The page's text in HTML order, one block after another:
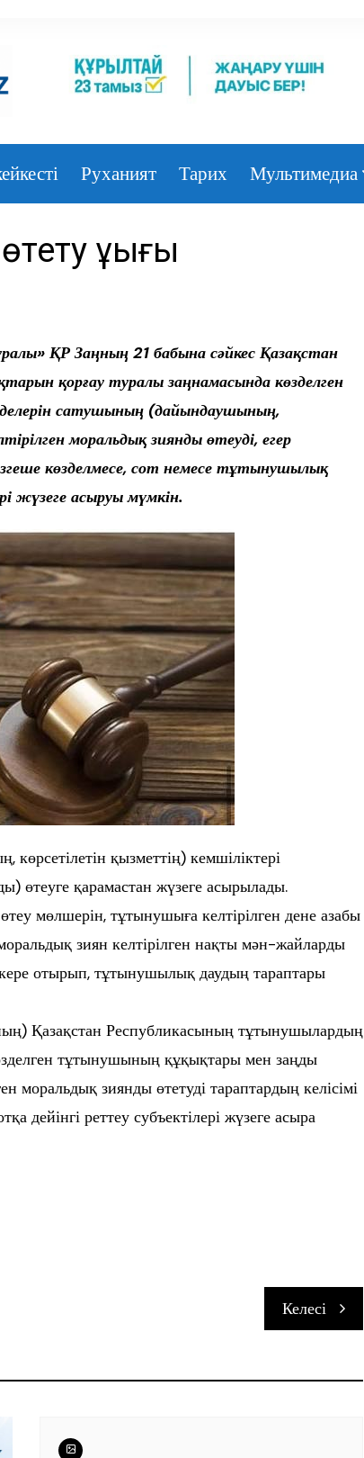
Руханият Тарих Мультимедиа
құқығы
ҚР Заңның 21 бабына сәйкес Қазақстан
қорғау туралы заңнамасында көзделген
сатушының (дайындаушының,
моральдық зиянды өтеуді, егер
көзделмесе, сот немесе тұтынушылық
жүзеге асыруы мүмкін.
қызметтің) кемшіліктері
өтеуге қарамастан жүзеге асырылады.
мөлшерін, тұтынушыға келтірілген дене азабы
зиян келтірілген нақты мән-жайларды
отырып, тұтынушылық даудың тараптары
Қазақстан Республикасының тұтынушылардың
тұтынушының құқықтары мен заңды
моральдық зиянды өтетуді тараптардың келісімі
дейінгі реттеу субъектілері жүзеге асыра
Келесі